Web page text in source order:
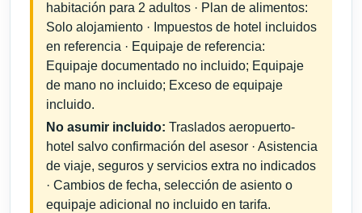
habitación para 2 adultos · Plan de alimentos:
Solo alojamiento · Impuestos de hotel incluidos
en referencia · Equipaje de referencia:
Equipaje documentado no incluido; Equipaje
de mano no incluido; Exceso de equipaje
incluido.
No asumir incluido: Traslados aeropuerto-
hotel salvo confirmación del asesor · Asistencia
de viaje, seguros y servicios extra no indicados
· Cambios de fecha, selección de asiento o
equipaje adicional no incluido en tarifa.